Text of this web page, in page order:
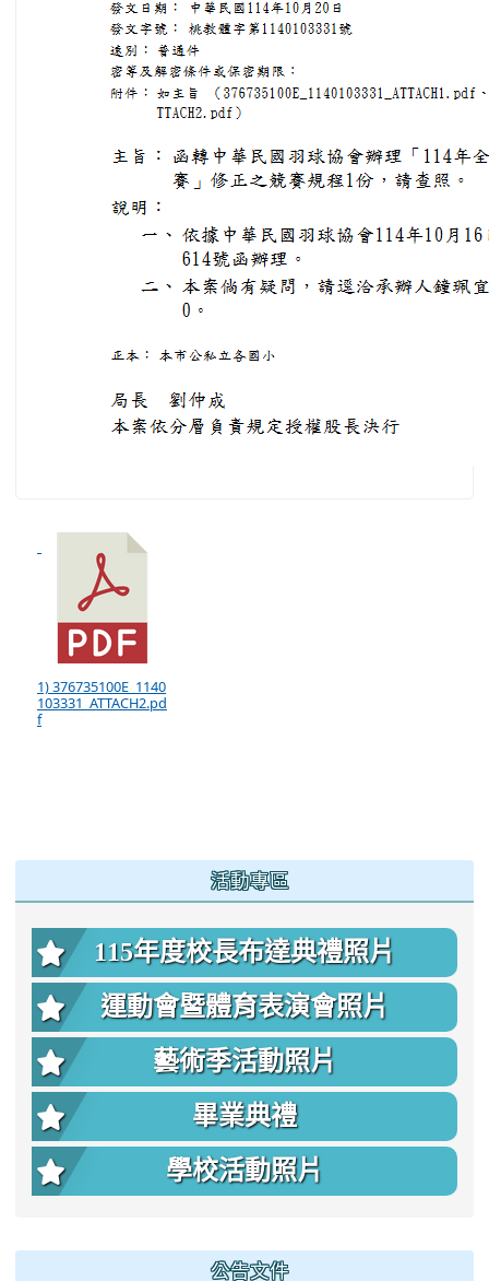
1) 376735100E_1140
103331_ATTACH2.pd
f
活動專區
115年度校長布達典禮照片
運動會暨體育表演會照片
藝術季活動照片
畢業典禮
學校活動照片
公告文件